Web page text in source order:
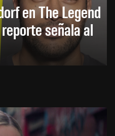
en The Legend
señala al